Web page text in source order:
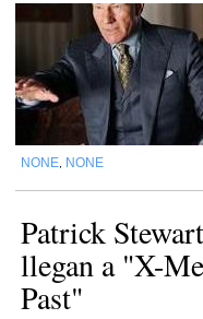
NONE NONE
Patrick
llegan a "X-
Past"